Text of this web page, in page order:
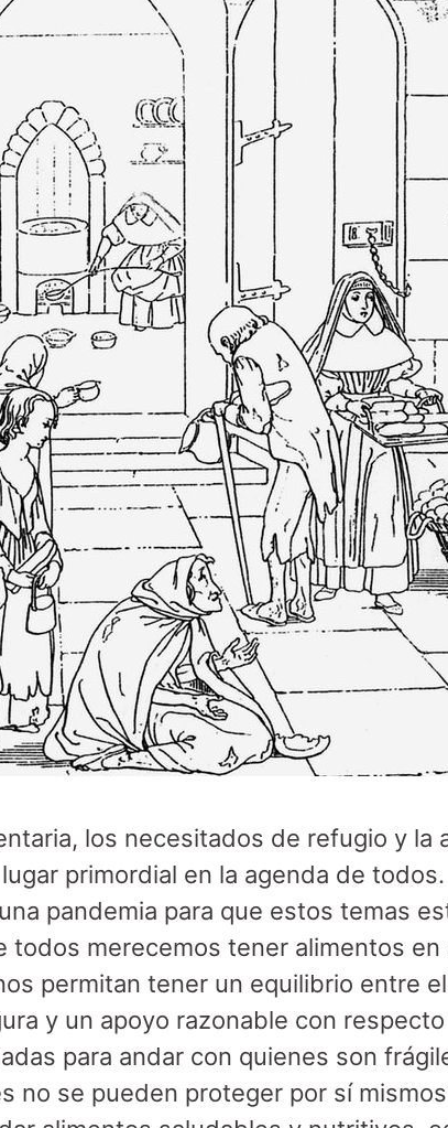
los necesitados de refugio y la
primordial en la agenda de
pandemia para que estos temas
todos merecemos tener alimentos
permitan tener un equilibrio entre
y un apoyo razonable con respecto
para andar con quienes son
no se pueden proteger por sí